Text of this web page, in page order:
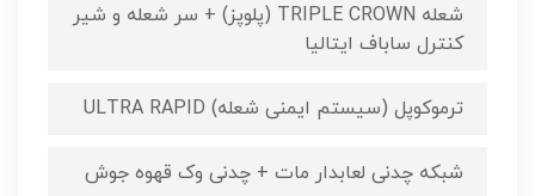
شعله TRIPLE CROWN (پلوپز) + سر شعله و شیر
کنترل ساباف ایتالیا
ترموکوپل (سیستم ایمنی شعله) ULTRA RAPID
شبکه چدنی لعابدار مات + چدنی وک قهوه جوش